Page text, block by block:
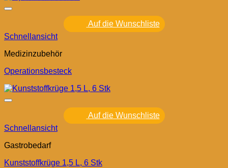
Auf die Wunschliste
Schnellansicht
Medizinzubehör
Operationsbesteck
Auf die Wunschliste
Schnellansicht
Gastrobedarf
Kunststoffkrüge 1,5 L, 6 Stk